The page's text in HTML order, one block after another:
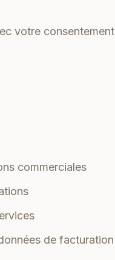
votre
commerciales
de facturation